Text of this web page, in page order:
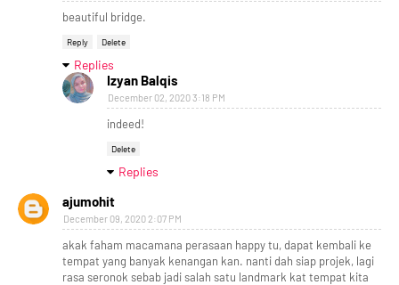
beautiful bridge.
Reply Delete
Replies
Izyan Balqis
December 02, 2020 3:18 PM
indeed!
Delete
Replies
ajumohit
December 09, 2020 2:07 PM
akak faham macamana perasaan happy tu, dapat kembali ke
tempat yang banyak kenangan kan. nanti dah siap projek, lagi
rasa seronok sebab jadi salah satu landmark kat tempat kita